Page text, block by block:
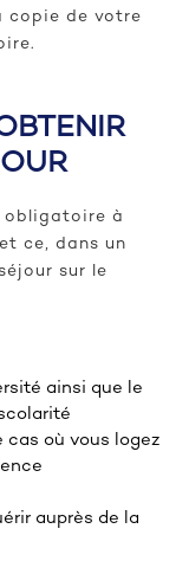
copie de votre
obligatoire à
ce, dans un
sur le
ainsi que le
où vous logez
auprès de la